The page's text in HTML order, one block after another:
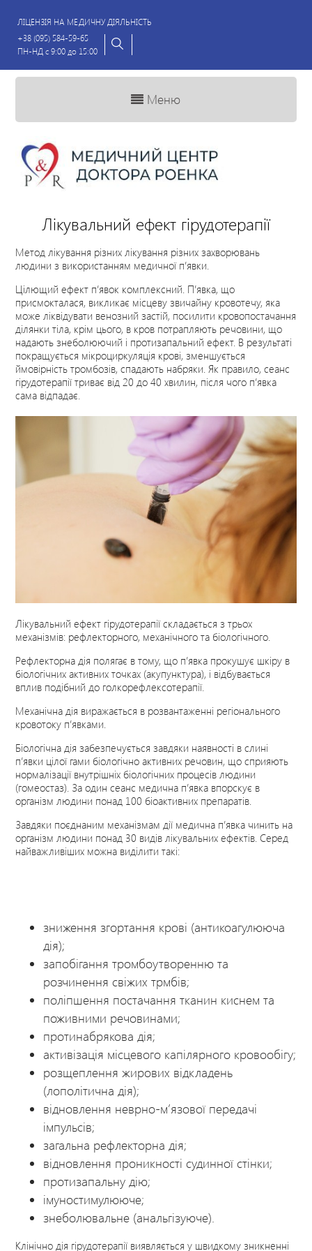
ЛІЦЕНЗІЯ НА МЕДИЧНУ ДІЯЛЬНІСТЬ
+38 (095) 584-59-65
ПН-НД с 9:00 до 15:00
Меню
Лікувальний ефект гірудотерапії
Метод лікування різних лікування різних захворювань
людини з використанням медичної п’явки.
Цілющий ефект п’явок комплексний. П’явка, що
присмокталася, викликає місцеву звичайну кровотечу, яка
може ліквідувати венозний застій, посилити кровопостачання
ділянки тіла, крім цього, в кров потрапляють речовини, що
надають знеболюючий і протизапальний ефект. В результаті
покращується мікроциркуляція крові, зменшується
ймовірність тромбозів, спадають набряки. Як правило, сеанс
гірудотерапії триває від 20 до 40 хвилин, після чого п’явка
сама відпадає.
Лікувальний ефект гірудотерапії складається з трьох
механізмів: рефлекторного, механічного та біологічного.
Рефлекторна дія полягає в тому, що п’явка прокушує шкіру в
біологічних активних точках (акупунктура), і відбувається
вплив подібний до голкорефлексотерапії.
Механічна дія виражається в розвантаженні регіонального
кровотоку п’явками.
Біологічна дія забезпечується завдяки наявності в слині
п’явки цілої гами біологічно активних речовин, що сприяють
нормалізації внутрішніх біологічних процесів людини
(гомеостаз). За один сеанс медична п’явка впорскує в
організм людини понад 100 біоактивних препаратів.
Завдяки поєднаним механізмам дії медична п’явка чинить на
організм людини понад 30 видів лікувальних ефектів. Серед
найважливіших можна виділити такі:
зниження згортання крові (антикоагулююча
дія);
запобігання тромбоутворенню та
розчинення свіжих трмбів;
поліпшення постачання тканин киснем та
поживними речовинами;
протинабрякова дія;
активізація місцевого капілярного кровообігу;
розщеплення жирових відкладень
(лополітична дія);
відновлення неврно-м’язової передачі
імпульсів;
загальна рефлекторна дія;
відновлення проникності судинної стінки;
протизапальну дію;
імуностимулююче;
знеболювальне (анальгізуюче).
Клінічно дія гірудотерапії виявляється у швидкому зникненні